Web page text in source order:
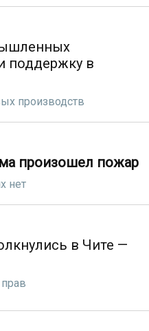
поддержку в
производств
произошел пожар
нет
в Чите —